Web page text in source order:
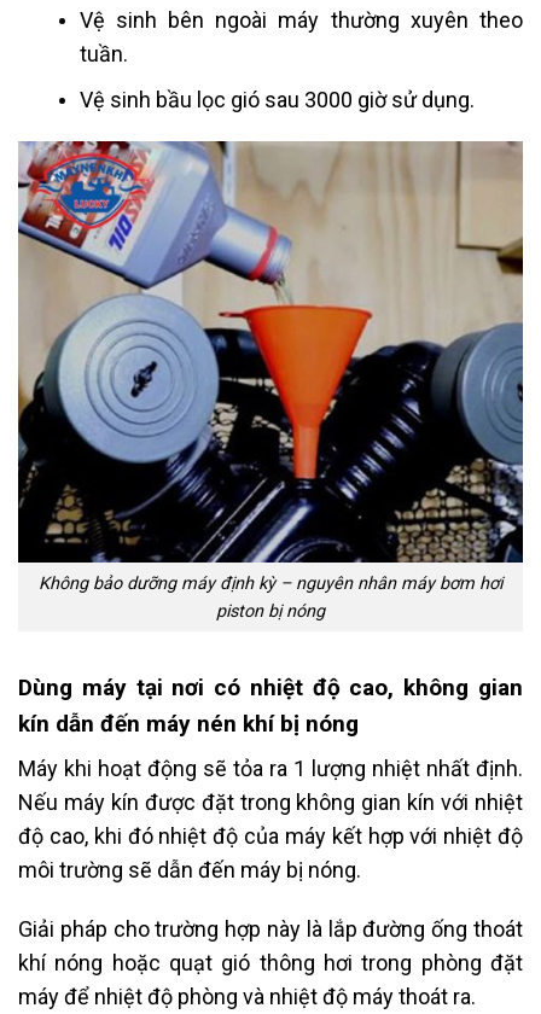
Vệ sinh bên ngoài máy thường xuyên theo
tuần.
Vệ sinh bầu lọc gió sau 3000 giờ sử dụng.
Không bảo dưỡng máy định kỳ – nguyên nhân máy bơm hơi
piston bị nóng
Dùng máy tại nơi có nhiệt độ cao, không gian
kín dẫn đến máy nén khí bị nóng
Máy khi hoạt động sẽ tỏa ra 1 lượng nhiệt nhất định.
Nếu máy kín được đặt trong không gian kín với nhiệt
độ cao, khi đó nhiệt độ của máy kết hợp với nhiệt độ
môi trường sẽ dẫn đến máy bị nóng.
Giải pháp cho trường hợp này là lắp đường ống thoát
khí nóng hoặc quạt gió thông hơi trong phòng đặt
máy để nhiệt độ phòng và nhiệt độ máy thoát ra.